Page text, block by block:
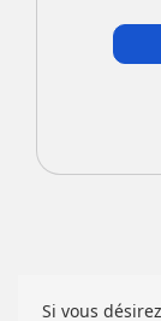
Si vous